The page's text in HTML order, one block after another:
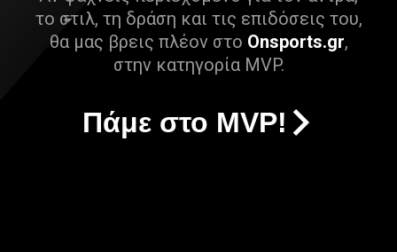
το στιλ, τη δράση και τις επιδόσεις του,
θα μας βρεις πλέον στο Onsports.gr,
στην κατηγορία MVP.
Πάμε στο MVP!